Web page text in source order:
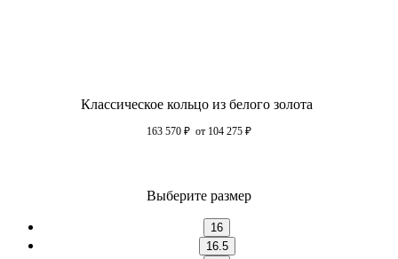
Классическое кольцо из белого золота
163 570 ₽ от 104 275 ₽
Выберите размер
16
16.5